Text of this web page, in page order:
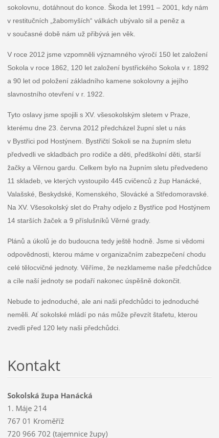
sokolovnu, dotáhnout do konce. Škoda let 1991 – 2001, kdy nám
v restitučních „žabomyších“ válkách ubývalo sil a peněz a
v současné době nám už přibývá jen věk.
V roce 2012 jsme vzpomněli významného výročí 150 let založení
Sokola v roce 1862, 120 let založení bystřického Sokola v r. 1892
a 90 let od položení základního kamene sokolovny a jejího
slavnostního otevření v r. 1922.
Tyto oslavy jsme spojili s XV. všesokolským sletem v Praze,
kterému dne 23. června 2012 předcházel župní slet u nás
v Bystřici pod Hostýnem. Bystřičtí Sokoli se na župním sletu
předvedli ve skladbách pro rodiče a děti, předškolní děti, starší
žačky a Věrnou gardu. Celkem bylo na župním sletu předvedeno
11 skladeb, ve kterých vystoupilo 445 cvičenců z žup Hanácké,
Valašské, Beskydské, Komenského, Slovácké a Středomoravské.
Na XV. Všesokolský slet do Prahy odjelo z Bystřice pod Hostýnem
14 starších žaček a 9 příslušníků Věrné grady.
Plánů a úkolů je do budoucna tedy ještě hodně. Jsme si vědomi
odpovědnosti, kterou máme v organizačním zabezpečení chodu
celé tělocvičné jednoty. Věříme, že nezklameme naše předchůdce
a cíle naší jednoty se podaří nakonec úspěšně dokončit.
Nebude to jednoduché, ale ani naši předchůdci to jednoduché
neměli. Ať sokolské mládí po nás může převzít štafetu, kterou
zvedli před 120 lety naši předchůdci.
Kontakt
Sokolská župa Hanácká
1. Máje 214
767 01 Kroměříž
720 966 702 (tajemnice župy)